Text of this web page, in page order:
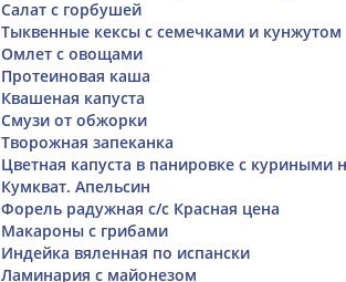
Салат с горбушей
Тыквенные кексы с семечками и кунжутом
Омлет с овощами
Протеиновая каша
Квашеная капуста
Смузи от обжорки
Творожная запеканка
Цветная капуста в панировке с куриными
Кумкват. Апельсин
Форель радужная с/с Красная цена
Макароны с грибами
Индейка вяленная по испански
Ламинария с майонезом